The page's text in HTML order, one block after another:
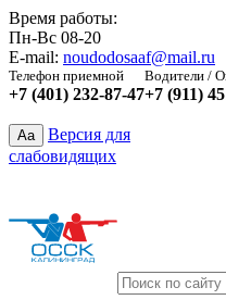
Время работы:
Пн-Вс 08-20
E-mail: noudodosaaf@mail.ru
Телефон приемной
+7 (401) 232-87-47
Водители /
+7 (911)
Aa
Версия для
слабовидящих